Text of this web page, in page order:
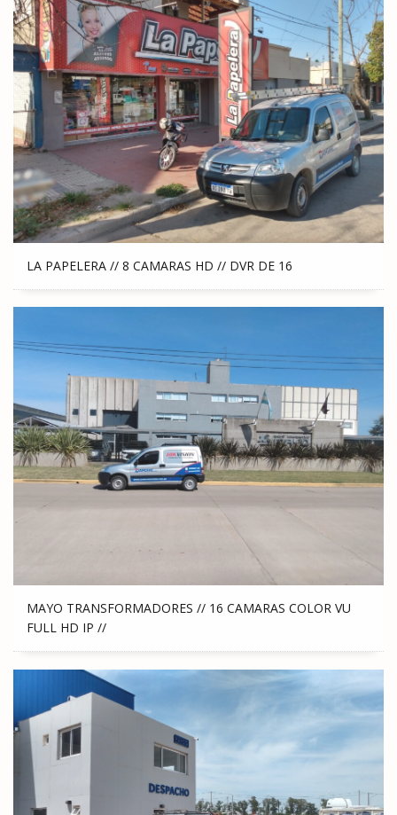
LA PAPELERA // 8 CAMARAS HD // DVR DE 16
MAYO TRANSFORMADORES // 16 CAMARAS COLOR VU
FULL HD IP //